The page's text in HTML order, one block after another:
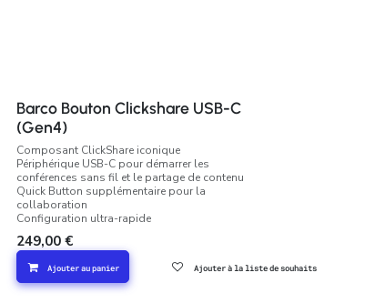
Barco Bouton Clickshare USB-C
(Gen4)
Composant ClickShare iconique
Périphérique USB-C pour démarrer les
conférences sans fil et le partage de contenu
Quick Button supplémentaire pour la
collaboration
Configuration ultra-rapide
249,00 €
Ajouter au panier Ajouter à la liste de souhaits